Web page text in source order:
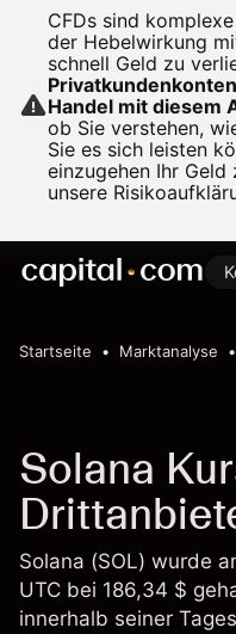
CFDs sind
der Hebelwirkung
schnell Geld zu
Handel mit diesem
ob Sie verstehen,
Sie es sich leisten
einzugehen Ihr
unsere
Startseite Marktanalyse
Solana
Solana (SOL) wurde
UTC bei 186,34 $
innerhalb seiner